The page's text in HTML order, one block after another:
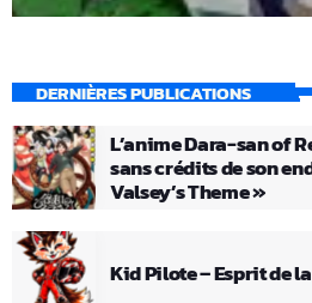
DERNIÈRES PUBLICATIONS
L’anime Dara-san of
sans crédits de son
Valsey’s Theme »
Kid Pilote – Esprit de